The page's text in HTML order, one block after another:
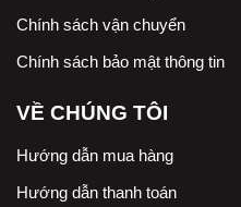
Chính sách vận chuyển
Chính sách bảo mật thông tin
VỀ CHÚNG TÔI
Hướng dẫn mua hàng
Hướng dẫn thanh toán